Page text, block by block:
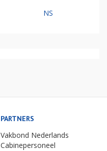
NS
PARTNERS
Vakbond Nederlands
Cabinepersoneel